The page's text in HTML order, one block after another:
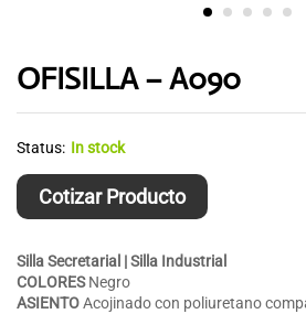
OFISILLA – A090
Status: In stock
Cotizar Producto
Silla Secretarial | Silla Industrial
COLORESNegro
ASIENTOAcojinado con poliuretano